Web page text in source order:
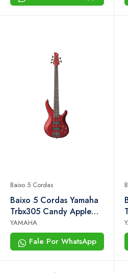
Baixo 5 Cordas
Baixo 5 Cordas Yamaha
Trbx305 Candy Apple
Red Ativo Com
Performance eq
YAMAHA
Fale Por WhatsApp